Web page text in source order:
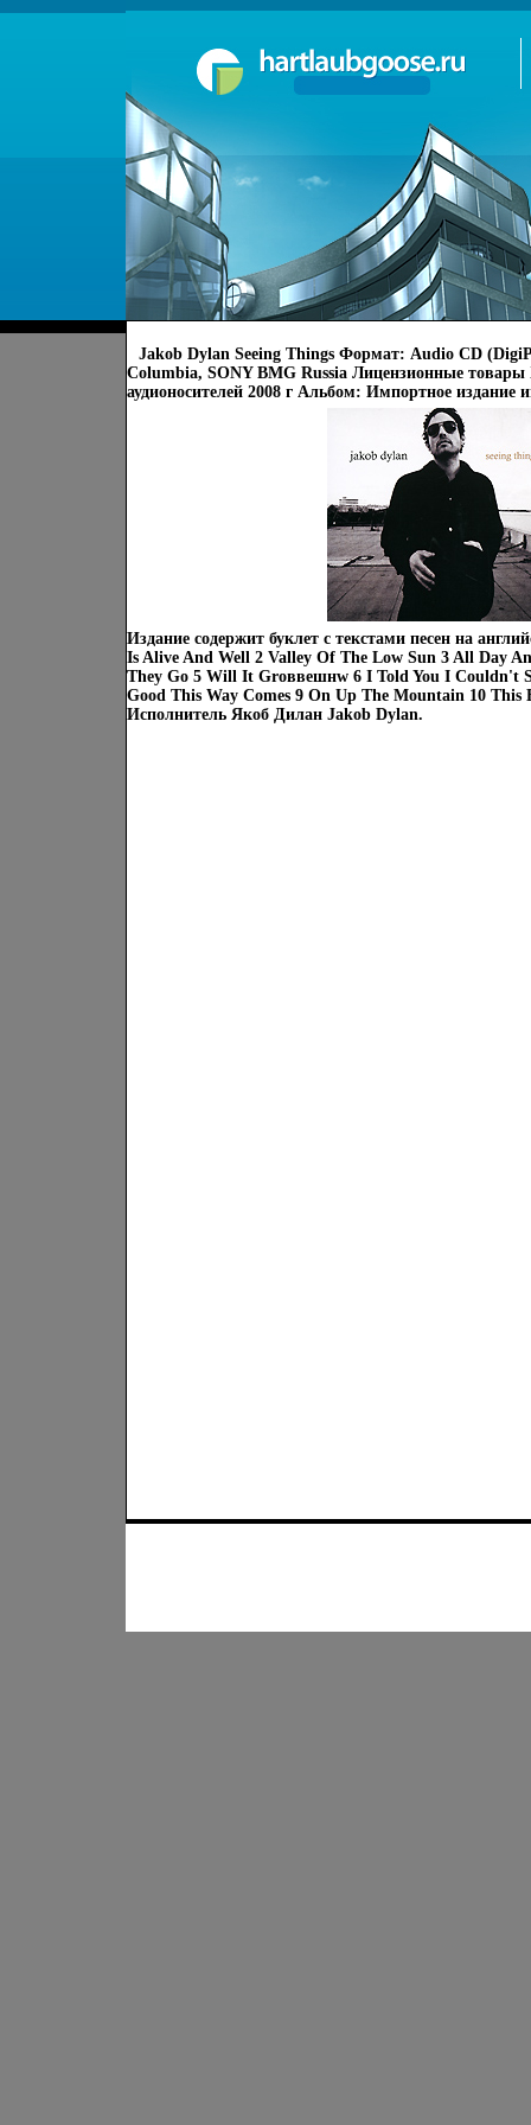
Jakob Dylan Seeing Things Формат: Audio CD
Columbia, SONY BMG Russia Лицензионные товары
аудионосителей 2008 г Альбом: Импортное издание
Издание содержит буклет с текстами песен на
Is Alive And Well 2 Valley Of The Low Sun 3 All Day
They Go 5 Will It Groввешнw 6 I Told You I Couldn't
Good This Way Comes 9 On Up The Mountain 10 This
Исполнитель Якоб Дилан Jakob Dylan.